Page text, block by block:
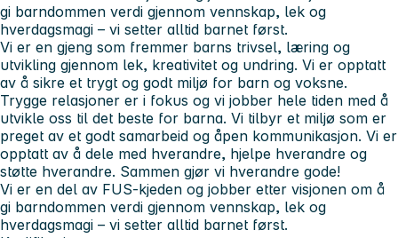
gi barndommen verdi gjennom vennskap, lek og
hverdagsmagi – vi setter alltid barnet først.
Vi er en gjeng som fremmer barns trivsel, læring og
utvikling gjennom lek, kreativitet og undring. Vi er opptatt
av å sikre et trygt og godt miljø for barn og voksne.
Trygge relasjoner er i fokus og vi jobber hele tiden med å
utvikle oss til det beste for barna. Vi tilbyr et miljø som er
preget av et godt samarbeid og åpen kommunikasjon. Vi er
opptatt av å dele med hverandre, hjelpe hverandre og
støtte hverandre. Sammen gjør vi hverandre gode!
Vi er en del av FUS-kjeden og jobber etter visjonen om å
gi barndommen verdi gjennom vennskap, lek og
hverdagsmagi – vi setter alltid barnet først.